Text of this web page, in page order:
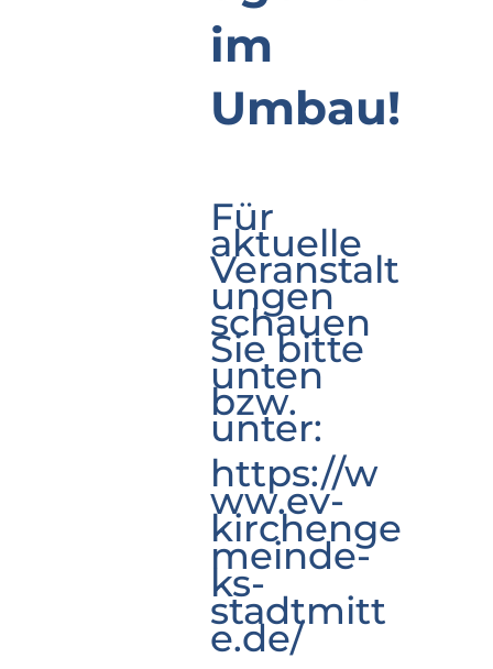
im
Umbau!
Für
aktuelle
Veranstalt
ungen
schauen
Sie bitte
unten
bzw.
unter:
https://w
ww.ev-
kirchenge
meinde-
ks-
stadtmitt
e.de/